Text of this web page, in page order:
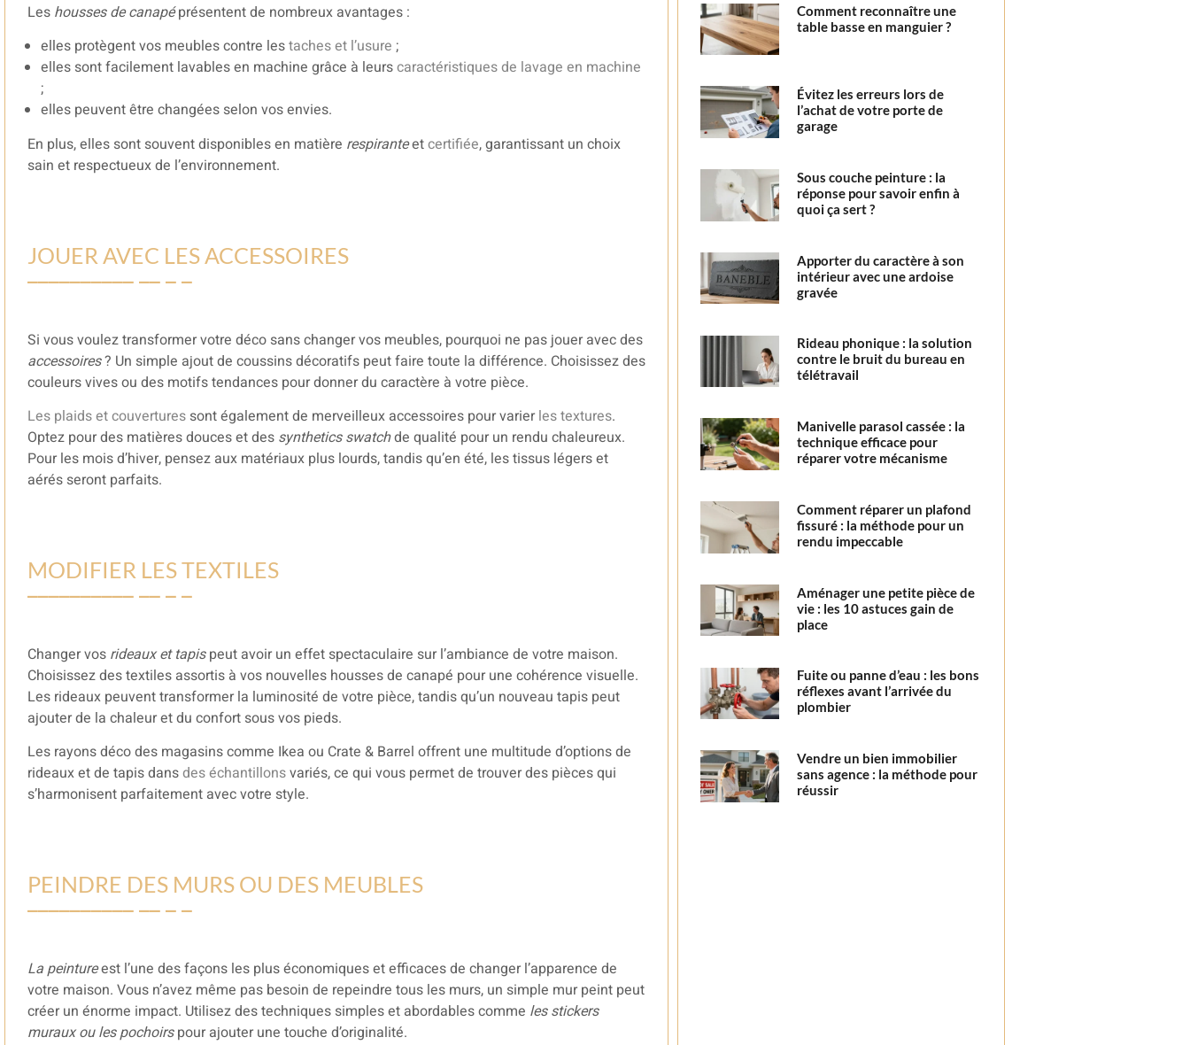
Les housses de canapéprésentent de nombreux avantages :
elles protègent vos meubles contre lestaches et l’usure ;
elles sont facilement lavables en machine grâce à leurscaractéristiques de lavage en machine
;
elles peuvent être changées selon vos envies.
En plus, elles sont souvent disponibles en matière respiranteetcertifiée, garantissant un choix
sain et respectueux de l’environnement.
JOUER AVEC LES ACCESSOIRES
Si vous voulez transformer votre déco sans changer vos meubles, pourquoi ne pas jouer avec des
accessoires? Un simple ajout de coussins décoratifs peut faire toute la différence. Choisissez des
couleurs vives ou des motifs tendances pour donner du caractère à votre pièce.
Les plaids et couvertures sont également de merveilleux accessoires pour varierles textures.
Optez pour des matières douces et des synthetics swatchde qualité pour un rendu chaleureux.
Pour les mois d’hiver, pensez aux matériaux plus lourds, tandis qu’en été, les tissus légers et
aérés seront parfaits.
MODIFIER LES TEXTILES
Changer vos rideaux et tapispeut avoir un effet spectaculaire sur l’ambiance de votre maison.
Choisissez des textiles assortis à vos nouvelles housses de canapé pour une cohérence visuelle.
Les rideaux peuvent transformer la luminosité de votre pièce, tandis qu’un nouveau tapis peut
ajouter de la chaleur et du confort sous vos pieds.
Les rayons déco des magasins comme Ikea ou Crate & Barrel offrent une multitude d’options de
rideaux et de tapis dansdes échantillonsvariés, ce qui vous permet de trouver des pièces qui
s’harmonisent parfaitement avec votre style.
PEINDRE DES MURS OU DES MEUBLES
La peintureest l’une des façons les plus économiques et efficaces de changer l’apparence de
votre maison. Vous n’avez même pas besoin de repeindre tous les murs, un simple mur peint peut
créer un énorme impact. Utilisez des techniques simples et abordables comme les stickers
muraux ou les pochoirspour ajouter une touche d’originalité.
Comment reconnaître une
table basse en manguier ?
Évitez les erreurs lors de
l’achat de votre porte de
garage
Sous couche peinture : la
réponse pour savoir enfin à
quoi ça sert ?
Apporter du caractère à son
intérieur avec une ardoise
gravée
Rideau phonique : la solution
contre le bruit du bureau en
télétravail
Manivelle parasol cassée : la
technique efficace pour
réparer votre mécanisme
Comment réparer un plafond
fissuré : la méthode pour un
rendu impeccable
Aménager une petite pièce de
vie : les 10 astuces gain de
place
Fuite ou panne d’eau : les bons
réflexes avant l’arrivée du
plombier
Vendre un bien immobilier
sans agence : la méthode pour
réussir